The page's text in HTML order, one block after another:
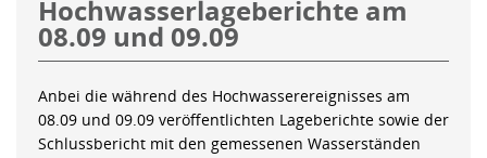
Hochwasserlageberichte am
08.09 und 09.09
Anbei die während des Hochwasserereignisses am
08.09 und 09.09 veröffentlichten Lageberichte sowie der
Schlussbericht mit den gemessenen Wasserständen